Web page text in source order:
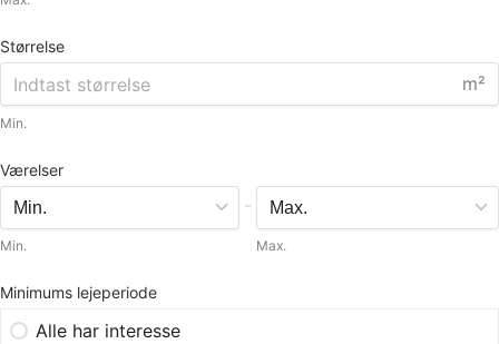
Størrelse
m²
Min.
Værelser
Min.
-
Max.
Minimums lejeperiode
Alle har interesse